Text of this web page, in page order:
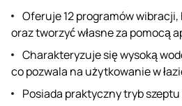
Oferuje 12 programów
oraz tworzyć własne za pomocą
Charakteryzuje się wysoką
co pozwala na użytkowanie w
Posiada praktyczny tryb